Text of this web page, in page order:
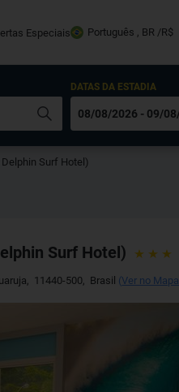
Especiais Português , BR /R$
DATAS DA ESTADIA
Surf Hotel)
Surf Hotel)
, 11440-500, Brasil (Ver no Mapa